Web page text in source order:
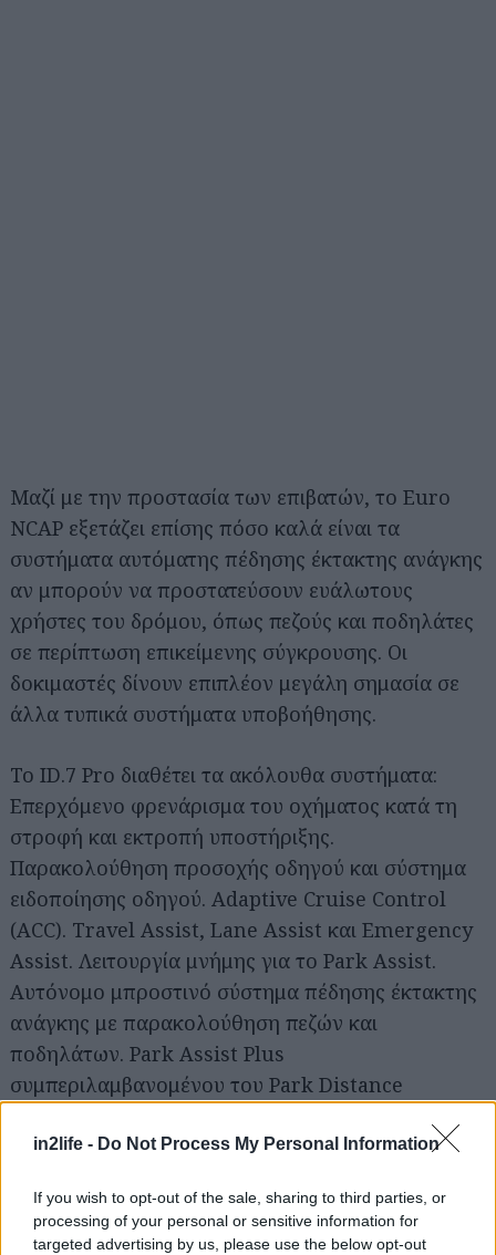
in2life - Do Not Process My Personal Information
If you wish to opt-out of the sale, sharing to third parties, or
processing of your personal or sensitive information for
targeted advertising by us, please use the below opt-out
Μαζί με την προστασία των επιβατών, το Euro
NCAP εξετάζει επίσης πόσο καλά είναι τα
συστήματα αυτόματης πέδησης έκτακτης ανάγκης
αν μπορούν να προστατεύσουν ευάλωτους
χρήστες του δρόμου, όπως πεζούς και ποδηλάτες
σε περίπτωση επικείμενης σύγκρουσης. Οι
δοκιμαστές δίνουν επιπλέον μεγάλη σημασία σε
άλλα τυπικά συστήματα υποβοήθησης.
Το ID.7 Pro διαθέτει τα ακόλουθα συστήματα:
Επερχόμενο φρενάρισμα του οχήματος κατά τη
στροφή και εκτροπή υποστήριξης.
Παρακολούθηση προσοχής οδηγού και σύστημα
ειδοποίησης οδηγού. Adaptive Cruise Control
(ACC). Travel Assist, Lane Assist και Emergency
Assist. Λειτουργία μνήμης για το Park Assist.
Αυτόνομο μπροστινό σύστημα πέδησης έκτακτης
ανάγκης με παρακολούθηση πεζών και
ποδηλάτων. Park Assist Plus
συμπεριλαμβανομένου του Park Distance
σύστημα προειδοποίησης εξόδου. Περιοχή,
οπισθοπορείας. Δυναμική οθόνη οδικών
πινακίδων.
Αναζήτηση
για...